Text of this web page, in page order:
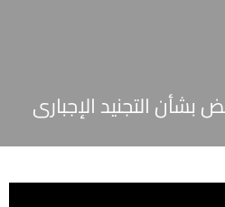
التجنيد الإجبارى